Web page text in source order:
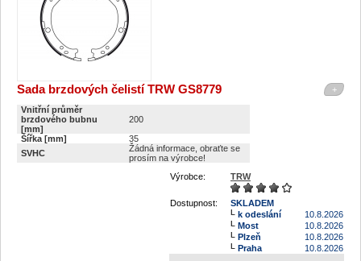
+
Sada brzdových čelistí TRW GS8779
Vnitřní průměr
brzdového bubnu
[mm]
200
Šířka [mm]
35
SVHC
Žádná informace, obraťte se
prosím na výrobce!
Výrobce:
TRW
Dostupnost:
SKLADEM
k odeslání
10.8.2026
Most
10.8.2026
Plzeň
10.8.2026
Praha
10.8.2026